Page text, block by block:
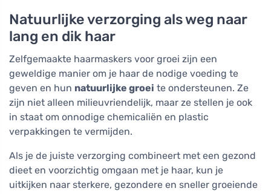
Natuurlijke verzorging als weg naar
lang en dik haar
Zelfgemaakte haarmaskers voor groei zijn een
geweldige manier om je haar de nodige voeding te
geven en hun natuurlijke groei te ondersteunen. Ze
zijn niet alleen milieuvriendelijk, maar ze stellen je ook
in staat om onnodige chemicaliën en plastic
verpakkingen te vermijden.
Als je de juiste verzorging combineert met een gezond
dieet en voorzichtig omgaan met je haar, kun je
uitkijken naar sterkere, gezondere en sneller groeiende